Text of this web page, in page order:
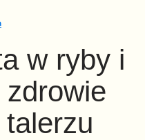
w ryby i